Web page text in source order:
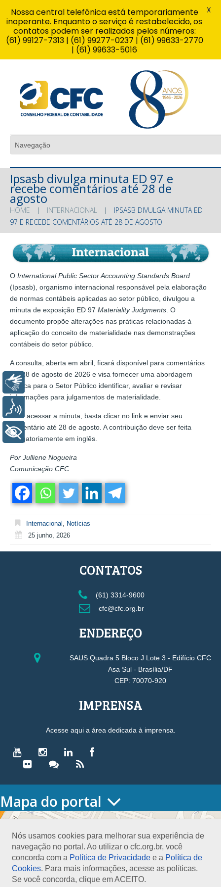
Ipsasb divulga minuta ED 97 e
recebe comentários até 28 de
agosto
HOME INTERNACIONAL
IPSASB DIVULGA MINUTA ED
97 E RECEBE COMENTÁRIOS ATÉ 28 DE AGOSTO
O International Public Sector Accounting Standards Board
(Ipsasb), organismo internacional responsável pela elaboração
de normas contábeis aplicadas ao setor público, divulgou a
minuta de exposição ED 97 Materiality Judgments. O
documento propõe alterações nas práticas relacionadas à
aplicação do conceito de materialidade nas demonstrações
contábeis do setor público.
A consulta, aberta em abril, ficará disponível para comentários
até 28 de agosto de 2026 e visa fornecer uma abordagem
prática para o Setor Público identificar, avaliar e revisar
informações para julgamentos de materialidade.
Para acessar a minuta, basta clicar no link e enviar seu
comentário até 28 de agosto. A contribuição deve ser feita
obrigatoriamente em inglês.
Por Julliene Nogueira
Comunicação CFC
Internacional , Notícias
25 junho, 2026
Nós usamos cookies para melhorar sua experiência de
navegação no portal. Ao utilizar o cfc.org.br, você
concorda com a Política de Privacidade e a Política de
Cookies. Para mais informações, acesse as políticas.
Se você concorda, clique em ACEITO.
CONTATOS
(61) 3314-9600
cfc@cfc.org.br
ENDEREÇO
SAUS Quadra 5 Bloco J Lote 3 - Edifício CFC
Asa Sul - Brasília/DF
CEP: 70070-920
IMPRENSA
Acesse aqui a área dedicada à imprensa.
Mapa do portal
HOME
Conselho Diretor
Nossa Sede
Planejamento
Organograma
Medalha João Lyra
Nossa central telefônica está temporariamente
inoperante. Enquanto o serviço é restabelecido, os
contatos podem ser realizados pelos números:
(61) 99127-7313 | (61) 99277-0237 | (61) 99633-2770
| (61) 99633-5016
X
+ Acessibilidade